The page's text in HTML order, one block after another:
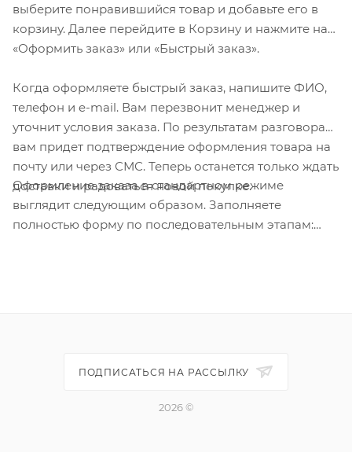
выберите понравившийся товар и добавьте его в
корзину. Далее перейдите в Корзину и нажмите на
«Оформить заказ» или «Быстрый заказ».
Когда оформляете быстрый заказ, напишите ФИО,
телефон и e-mail. Вам перезвонит менеджер и
уточнит условия заказа. По результатам разговора
вам придет подтверждение оформления товара на
почту или через СМС. Теперь останется только ждать
доставки и радоваться новой покупке.
Оформление заказа в стандартном режиме
выглядит следующим образом. Заполняете
полностью форму по последовательным этапам:
ПОДПИСАТЬСЯ НА РАССЫЛКУ
2026 ©